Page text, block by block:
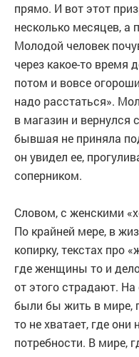
прямо. И вот этот
несколько месяцев, а
Молодой человек
через какое-то время
потом и вовсе
надо расстаться».
в магазин и вернулся
бывшая не приняла
он увидел ее,
соперником.
Словом, с женскими
По крайней мере, в
копирку, текстах про
где женщины то и
от этого страдают.
были бы жить в мире,
то не хватает, где они
потребности. В мире,